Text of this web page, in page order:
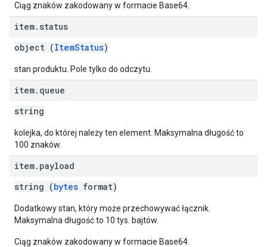
Ciąg znaków zakodowany w formacie Base64.
item. status
object (ItemStatus)
stan produktu. Pole tylko do odczytu.
item. queue
string
kolejka, do której należy ten element. Maksymalna długość to
100 znaków.
item. payload
string (bytes format)
Dodatkowy stan, który może przechowywać łącznik.
Maksymalna długość to 10 tys. bajtów.
Ciąg znaków zakodowany w formacie Base64.